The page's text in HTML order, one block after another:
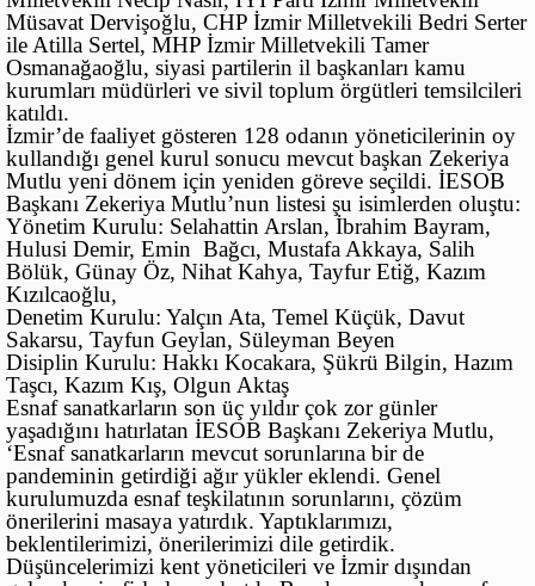
Müsavat Dervişoğlu, CHP İzmir Milletvekili Bedri Serter
ile Atilla Sertel, MHP İzmir Milletvekili Tamer
Osmanağaoğlu, siyasi partilerin il başkanları kamu
kurumları müdürleri ve sivil toplum örgütleri temsilcileri
katıldı.
İzmir’de faaliyet gösteren 128 odanın yöneticilerinin oy
kullandığı genel kurul sonucu mevcut başkan Zekeriya
Mutlu yeni dönem için yeniden göreve seçildi. İESOB
Başkanı Zekeriya Mutlu’nun listesi şu isimlerden oluştu:
Yönetim Kurulu: Selahattin Arslan, İbrahim Bayram,
Hulusi Demir, Emin Bağcı, Mustafa Akkaya, Salih
Bölük, Günay Öz, Nihat Kahya, Tayfur Etiğ, Kazım
Kızılcaoğlu,
Denetim Kurulu: Yalçın Ata, Temel Küçük, Davut
Sakarsu, Tayfun Geylan, Süleyman Beyen
Disiplin Kurulu: Hakkı Kocakara, Şükrü Bilgin, Hazım
Taşcı, Kazım Kış, Olgun Aktaş
Esnaf sanatkarların son üç yıldır çok zor günler
yaşadığını hatırlatan İESOB Başkanı Zekeriya Mutlu,
‘Esnaf sanatkarların mevcut sorunlarına bir de
pandeminin getirdiği ağır yükler eklendi. Genel
kurulumuzda esnaf teşkilatının sorunlarını, çözüm
önerilerini masaya yatırdık. Yaptıklarımızı,
beklentilerimizi, önerilerimizi dile getirdik.
Düşüncelerimizi kent yöneticileri ve İzmir dışından